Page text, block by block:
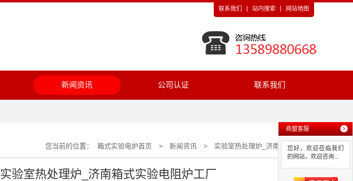
联系我们 站内搜索 网站地图
新闻资讯 公司认证 联系我们
您当前的位置： 箱式实验电炉首页 > 新闻资讯 > 实验室热处理炉_济南箱式实验电阻炉工厂
实验室热处理炉_济南箱式实验电阻炉工厂
商盟客服 >
您好，欢迎莅临我们
的网站，欢迎咨询...